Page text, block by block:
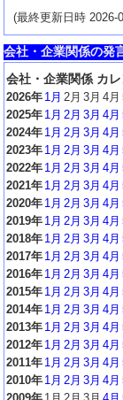
(最終更新日時 2026-
会社・企業関係の発
会社・企業関係 カ
2026年 1月 2月 3月 4月
2025年 1月 2月 3月 4月
2024年 1月 2月 3月 4月
2023年 1月 2月 3月 4月
2022年 1月 2月 3月 4月
2021年 1月 2月 3月 4月
2020年 1月 2月 3月 4月
2019年 1月 2月 3月 4月
2018年 1月 2月 3月 4月
2017年 1月 2月 3月 4月
2016年 1月 2月 3月 4月
2015年 1月 2月 3月 4月
2014年 1月 2月 3月 4月
2013年 1月 2月 3月 4月
2012年 1月 2月 3月 4月
2011年 1月 2月 3月 4月
2010年 1月 2月 3月 4月